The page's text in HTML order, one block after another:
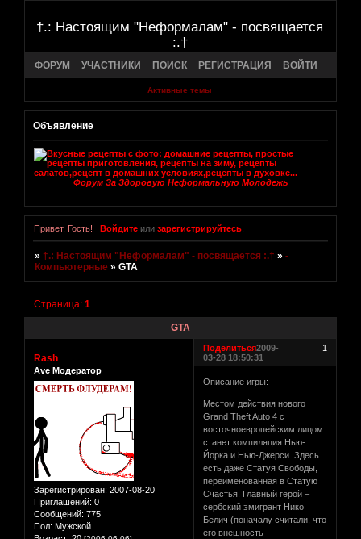
†.: Настоящим "Неформалам" - посвящается
:.†
ФОРУМ УЧАСТНИКИ ПОИСК РЕГИСТРАЦИЯ ВОЙТИ
Активные темы
Объявление
Форум За Здоровую Неформальную Молодежь
Привет, Гость! Войдитеили зарегистрируйтесь.
»†.: Настоящим "Неформалам" - посвящается :.† »-
Компьютерные »GTA
GTA
Страница:1
Поделиться 1
2009-
03-28 18:50:31
Rash
Ave Модератор
Зарегистрирован: 2007-08-20
Приглашений: 0
Сообщений: 775
Пол: Мужской
Описание игры:
Местом действия нового
Grand Theft Auto 4 с
восточноевропейским лицом
станет компиляция Нью-
Йорка и Нью-Джерси. Здесь
есть даже Статуя Свободы,
переименованная в Статую
Счастья. Главный герой –
сербский эмигрант Нико
Белич (поначалу считали, что
его внешность